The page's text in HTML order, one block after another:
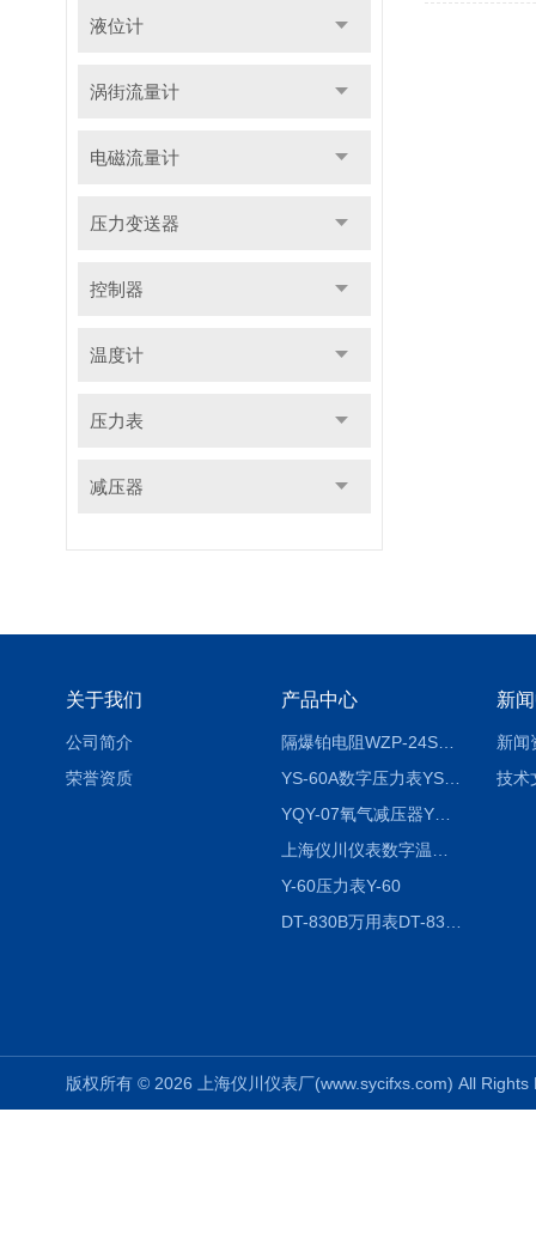
液位计
涡街流量计
电磁流量计
压力变送器
控制器
温度计
压力表
减压器
关于我们
公司简介
荣誉资质
产品中心
隔爆铂电阻WZP-24SA隔爆铂电阻WZP-24SA/Pt100
YS-60A数字压力表YS-60A
YQY-07氧气减压器YQY-07
Y-60压力表Y-60
新
新闻
技术
版权所有 © 2026 上海仪川仪表厂(www.sycifxs.com) All